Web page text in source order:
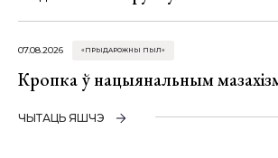
07.08.2026 «ПРЫДАРОЖНЫ ПЫЛ»
Кропка ў нацыянальным
ЧЫТАЦЬ ЯШЧЭ